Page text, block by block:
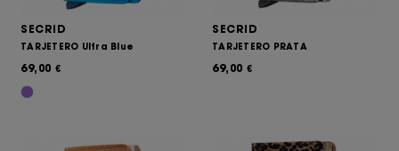
SECRID
TARJETERO Ultra Blue
69,00 €
SECRID
TARJETERO PRATA
69,00 €